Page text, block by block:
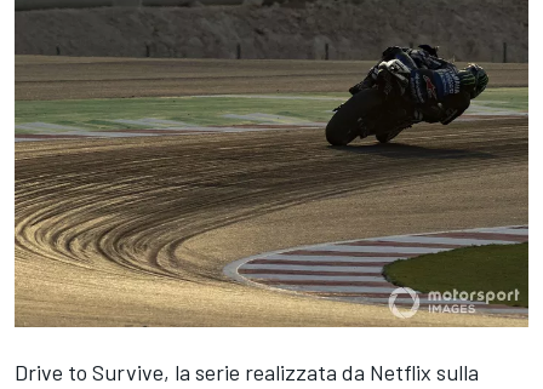
Drive to Survive, la serie realizzata da Netflix sulla